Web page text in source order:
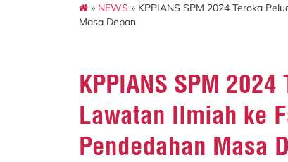
» NEWS » KPPIANS SPM 2024 Teroka
Masa Depan
KPPIANS SPM
Lawatan Ilmiah ke
Pendedahan Masa